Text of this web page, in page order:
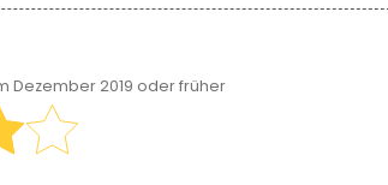
Dezember 2019 oder früher